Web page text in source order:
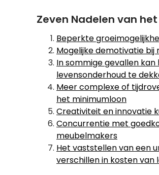
Zeven Nadelen van
Beperkte
Mogelijke demotivatie
In sommige gevallen
levensonderhoud te
Meer complexe of
het minimumloon
Creativiteit en innovatie
Concurrentie met
meubelmakers
Het vaststellen van een
verschillen in kosten van